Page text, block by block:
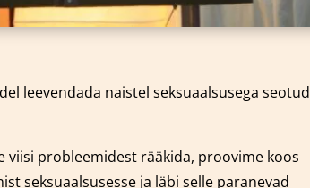
leevendada naistel seksuaalsusega seotud
probleemidest rääkida, proovime koos
seksuaalsusesse ja läbi selle paranevad